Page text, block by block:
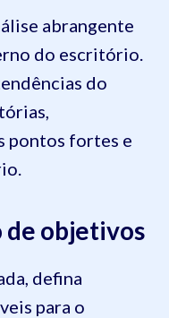
abrangente
do escritório.
do
pontos fortes e
de objetivos
defina
para o